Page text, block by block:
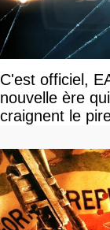
C'est officiel,
nouvelle ère
craignent le